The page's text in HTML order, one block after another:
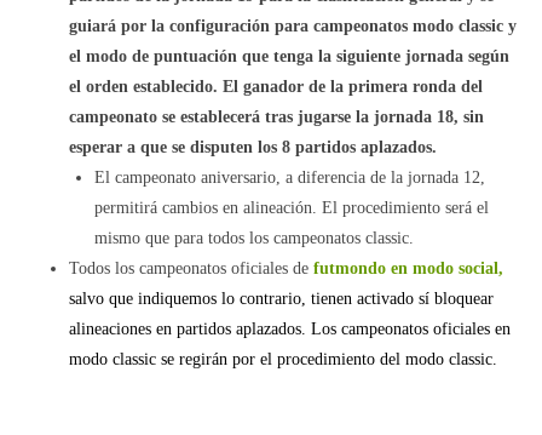
guiará por la configuración para campeonatos modo classic y
el modo de puntuación que tenga la siguiente jornada según
el orden establecido. El ganador de la primera ronda del
campeonato se establecerá tras jugarse la jornada 18, sin
esperar a que se disputen los 8 partidos aplazados.
El campeonato aniversario, a diferencia de la jornada 12,
permitirá cambios en alineación. El procedimiento será el
mismo que para todos los campeonatos classic.
Todos los campeonatos oficiales de futmondo en modo social,
salvo que indiquemos lo contrario, tienen activado sí bloquear
alineaciones en partidos aplazados. Los campeonatos oficiales en
modo classic se regirán por el procedimiento del modo classic.